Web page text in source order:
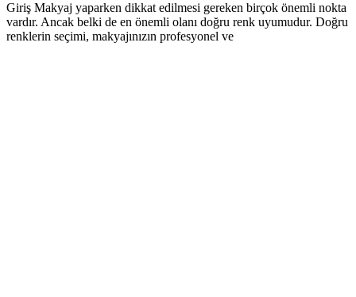
Giriş Makyaj yaparken dikkat edilmesi gereken birçok önemli nokta
vardır. Ancak belki de en önemli olanı doğru renk uyumudur. Doğru
renklerin seçimi, makyajınızın profesyonel ve